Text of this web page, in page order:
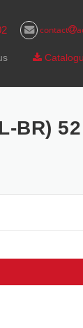
contact
BR)